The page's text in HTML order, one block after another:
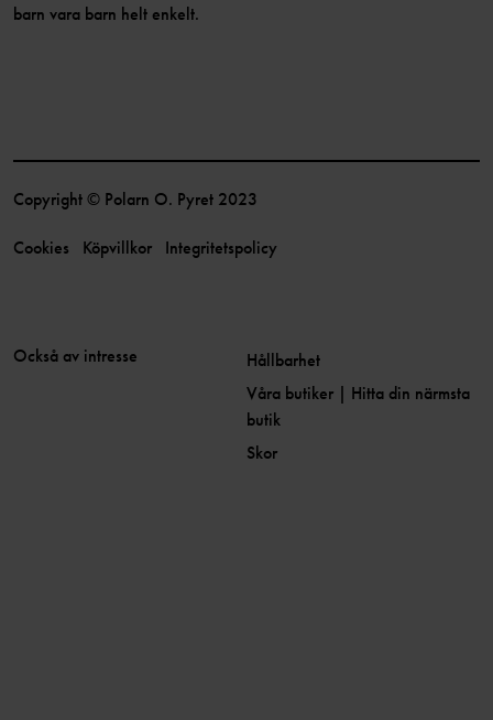
barn vara barn helt enkelt.
Copyright © Polarn O. Pyret 2023
Cookies Köpvillkor Integritetspolicy
Också av intresse
Hållbarhet
Våra butiker | Hitta din närmsta
butik
Skor